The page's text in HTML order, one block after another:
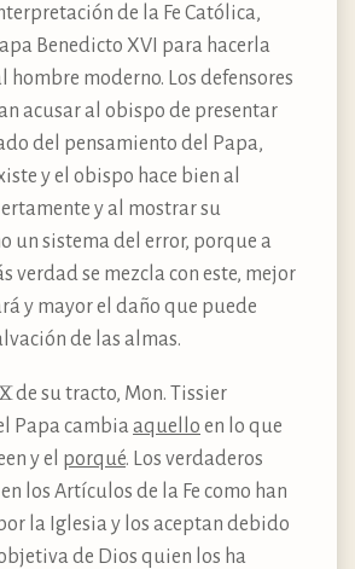
de la Fe Católica,
Benedicto XVI para hacerla
hombre moderno. Los defensores
acusar al obispo de presentar
del pensamiento del Papa,
y el obispo hace bien al
y al mostrar su
un sistema del error, porque a
verdad se mezcla con este, mejor
y mayor el daño que puede
de las almas.
de su tracto, Mon. Tissier
Papa cambia aquello en lo que
y el porqué. Los verdaderos
los Artículos de la Fe como han
la Iglesia y los aceptan debido
de Dios quien los ha